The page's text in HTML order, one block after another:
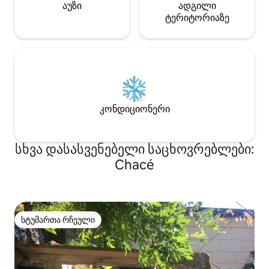
აუზი
ადგილი
ტერიტორიაზე
კონდიციონერი
სხვა დასასვენებელი საცხოვრებლები:
Chacé
სტუმართა რჩეული
სტუმართა რჩეული